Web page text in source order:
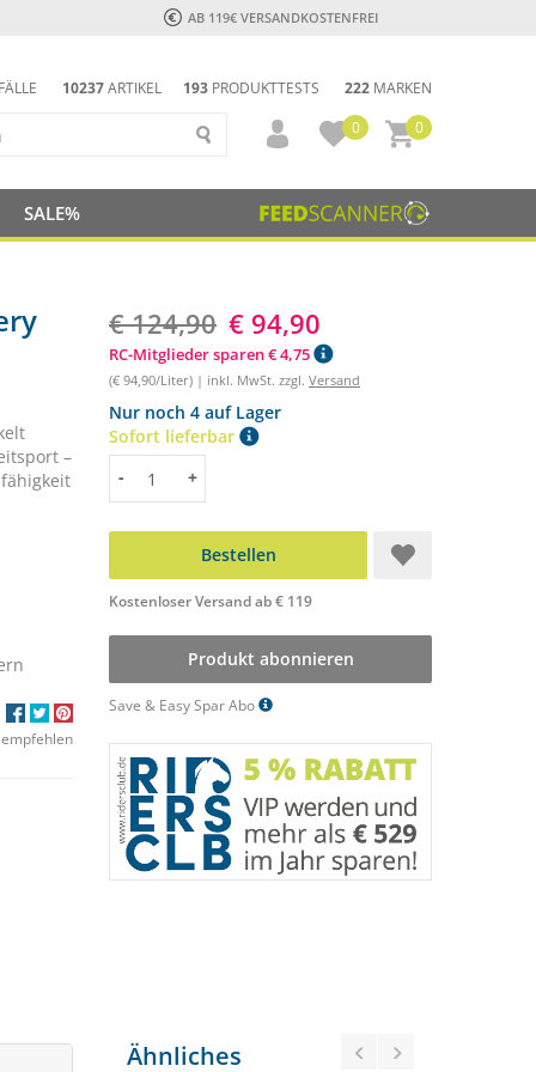
AB 119€ VERSANDKOSTENFREI
193 PRODUKTTESTS 222 MARKEN
10237ARTIKEL
0
0
SALE%
–
€ 124,90 € 94,90
RC-Mitglieder sparen € 4,75
(€ 94,90/Liter) | inkl. MwSt. zzgl. Versand
Nur noch 4 auf Lager
Sofort lieferbar
Menge
- +
Bestellen
Kostenloser Versand ab € 119
Produkt abonnieren
Save & Easy Spar Abo
Ähnliches